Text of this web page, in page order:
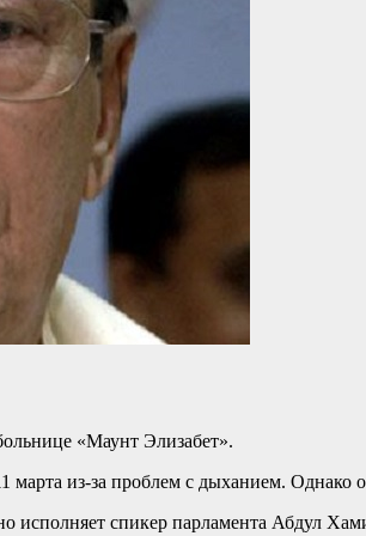
«Маунт Элизабет».
марта из-за проблем с дыханием.
исполняет спикер парламента Абдул